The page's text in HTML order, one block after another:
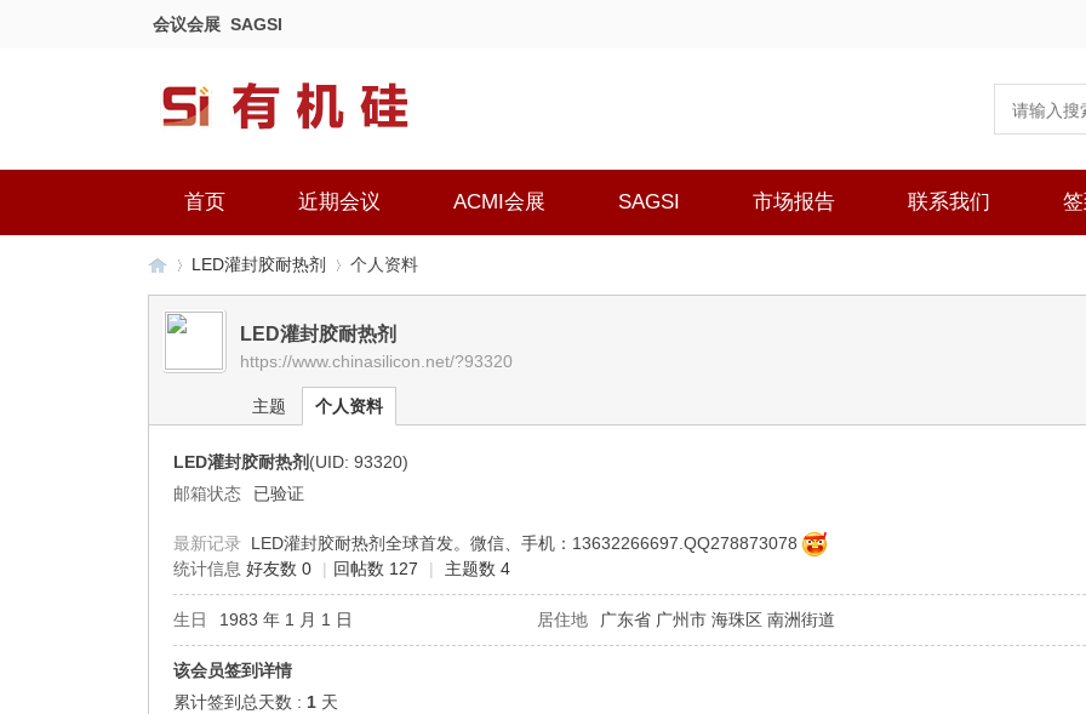
会议会展 SAGSI
首页 近期会议 ACMI会展 SAGSI 市场报告 联系我们
有›
LED灌封胶耐热剂
›
个人资料
LED灌封胶耐热剂
https://www.chinasilicon.net/?93320
主题 个人资料
LED灌封胶耐热剂 (UID: 93320)
邮箱状态
已验证
最新记录 LED灌封胶耐热剂全球首发。微信、手机：13632266697.QQ278873078
统计信息 好友数 0 | 回帖数 127 | 主题数 4
生日 1983 年 1 月 1 日 居住地 广东省 广州市 海珠区 南洲街道
该会员签到详情
累计签到总天数 : 1 天